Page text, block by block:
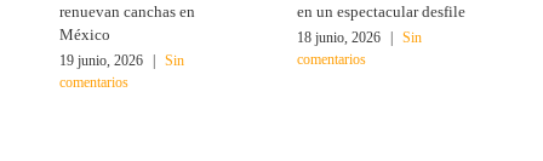
renuevan canchas en
México
19 junio, 2026
Sin
comentarios
en un espectacular desfile
18 junio, 2026
Sin
comentarios